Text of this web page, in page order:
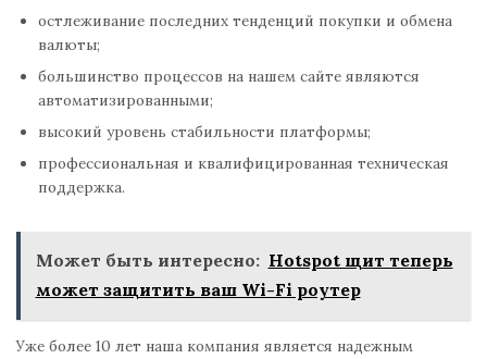
остлеживание последних тенденций покупки и обмена
валюты;
большинство процессов на нашем сайте являются
автоматизированными;
высокий уровень стабильности платформы;
профессиональная и квалифицированная техническая
поддержка.
Может быть интересно: Hotspot щит теперь
может защитить ваш Wi-Fi роутер
Уже более 10 лет наша компания является надежным